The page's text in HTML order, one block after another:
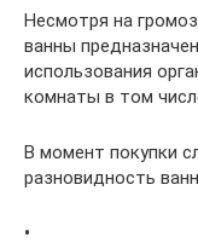
Несмотря на
ванны
использования
комнаты в том
В момент покупки
разновидность
•